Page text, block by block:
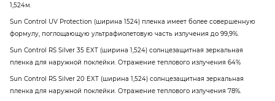
1,524м.
Sun Control UV Protection (ширина 1524) пленка имеет более совершенную
формулу, поглощающую ультрафиолетовую часть излучения до 99,9%.
Sun Control RS Silver 35 EXT (ширина 1,524) солнцезащитная зеркальная
пленка для наружной поклейки. Отражение теплового излучения 64%
Sun Control RS Silver 20 EXT (ширина 1,524) солнцезащитная зеркальная
пленка для наружной поклейки. Отражение теплового излучения 78%.